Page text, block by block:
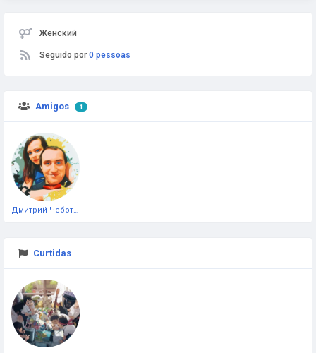
Женский
Seguido por 0 pessoas
Amigos 1
Curtidas